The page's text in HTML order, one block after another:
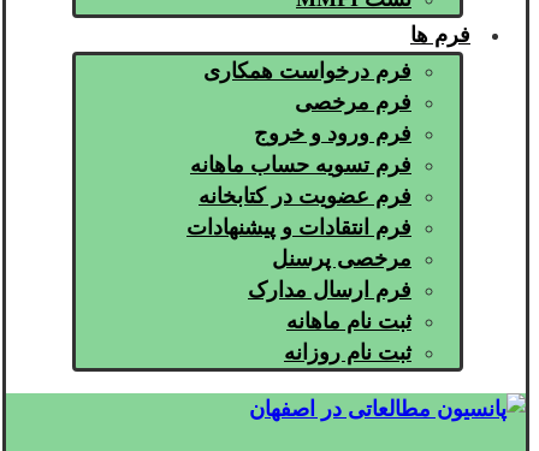
فرم ها
فرم درخواست همکاری
فرم مرخصی
فرم ورود و خروج
فرم تسویه حساب ماهانه
فرم عضویت در کتابخانه
فرم انتقادات و پیشنهادات
مرخصی پرسنل
فرم ارسال مدارک
ثبت نام ماهانه
ثبت نام روزانه